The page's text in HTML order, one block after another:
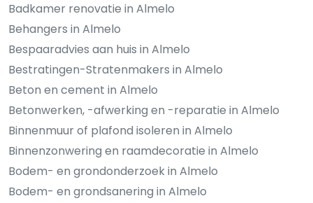
Badkamer renovatie in Almelo
Behangers in Almelo
Bespaaradvies aan huis in Almelo
Bestratingen-Stratenmakers in Almelo
Beton en cement in Almelo
Betonwerken, -afwerking en -reparatie in Almelo
Binnenmuur of plafond isoleren in Almelo
Binnenzonwering en raamdecoratie in Almelo
Bodem- en grondonderzoek in Almelo
Bodem- en grondsanering in Almelo